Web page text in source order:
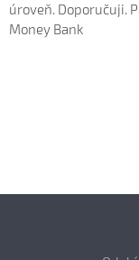
úroveň. Doporučuji.
Money Bank